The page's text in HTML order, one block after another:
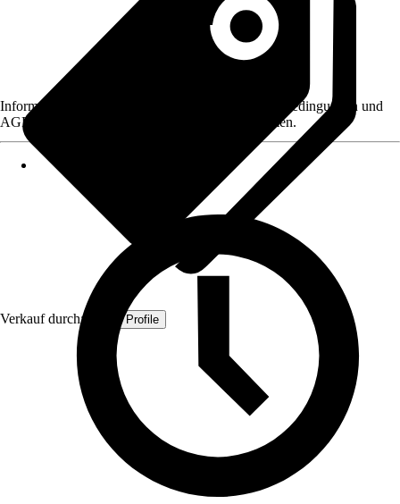
Verkauf durch: Quest Profile
Informationen des Verkäufers, wie z. B. Rückgabebedingungen und
AGB, finden Sie bei Klick auf den Verkäufernamen.